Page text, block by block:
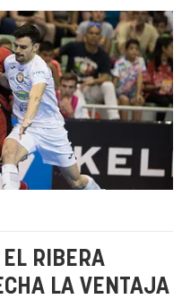
EL RIBERA
LA VENTAJA